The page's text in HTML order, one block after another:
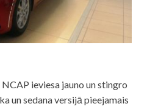
ieviesa jauno un stingro
un sedana versijā pieejamais